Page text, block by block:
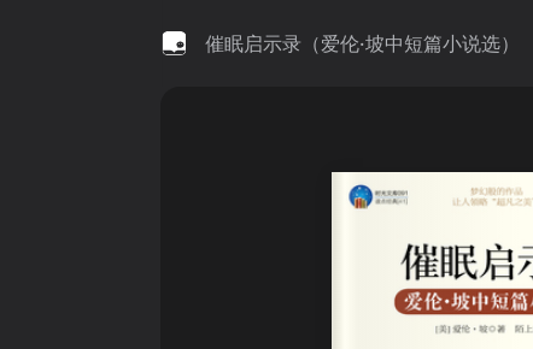
催眠启示录（爱伦·坡中短篇小说选）